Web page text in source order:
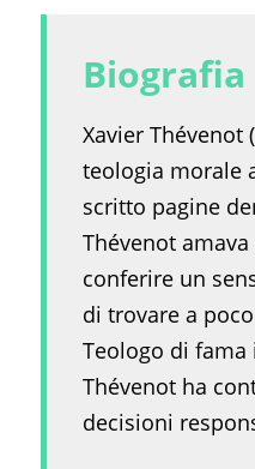
Biografia
Xavier Thévenot
teologia morale
scritto pagine
Thévenot
conferire un
di trovare a
Teologo di fama
Thévenot ha
decisioni